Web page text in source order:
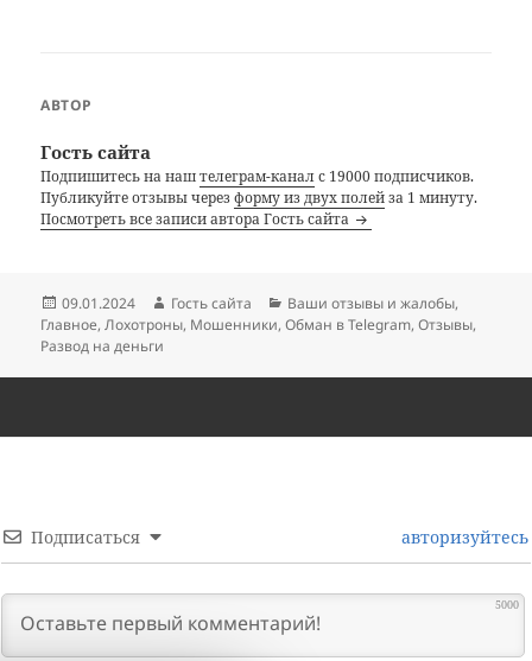
АВТОР
Гость сайта
Подпишитесь на наштелеграм-каналс 19000 подписчиков.
Публикуйте отзывы черезформу из двух полейза 1 минуту.
Посмотреть все записи автора Гость сайта
Опубликовано
09.01.2024 Автор
Гость сайта Рубрики
Ваши отзывы и жалобы,
Главное,Лохотроны, Мошенники,Обман в Telegram,Отзывы,
Развод на деньги
Подписаться авторизуйтесь
5000